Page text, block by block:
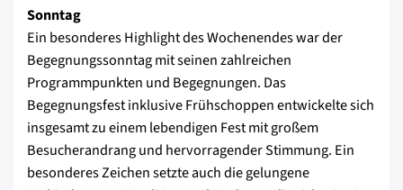
Sonntag
Ein besonderes Highlight des Wochenendes war der
Begegnungssonntag mit seinen zahlreichen
Programmpunkten und Begegnungen. Das
Begegnungsfest inklusive Frühschoppen entwickelte sich
insgesamt zu einem lebendigen Fest mit großem
Besucherandrang und hervorragender Stimmung. Ein
besonderes Zeichen setzte auch die gelungene